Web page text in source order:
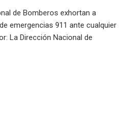
de Bomberos exhortan a
emergencias 911 ante cualquier
La Dirección Nacional de